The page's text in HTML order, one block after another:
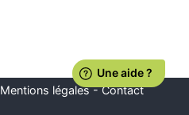
Mentions légales-Contact